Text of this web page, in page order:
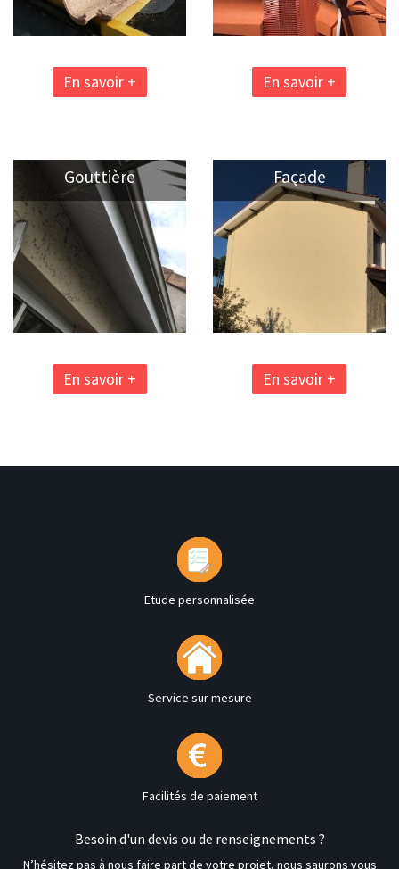
En savoir + En savoir +
Gouttière
En savoir +
Façade
En savoir +
Etude personnalisée
Service sur mesure
Facilités de paiement
Besoin d'un devis ou de renseignements ?
N’hésitez pas à nous faire part de votre projet, nous saurons vous